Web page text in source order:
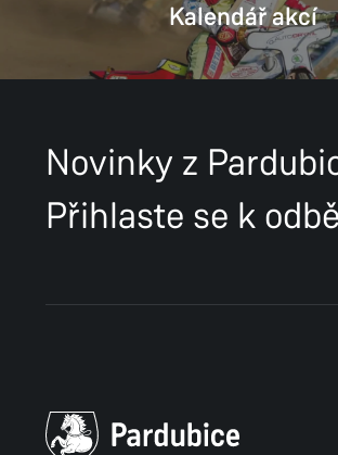
Kalendář akcí
Novinky z
Přihlaste se k